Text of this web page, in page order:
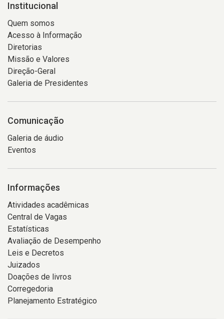
Institucional
Quem somos
Acesso à Informação
Diretorias
Missão e Valores
Direção-Geral
Galeria de Presidentes
Comunicação
Galeria de áudio
Eventos
Informações
Atividades acadêmicas
Central de Vagas
Estatísticas
Avaliação de Desempenho
Leis e Decretos
Juizados
Doações de livros
Corregedoria
Planejamento Estratégico